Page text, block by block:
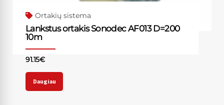
Ortakių sistema
Lankstus ortakis Sonodec AF013 D=200
10m
91.15€
Daugiau